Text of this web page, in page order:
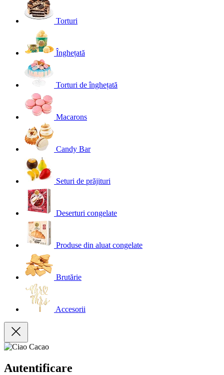
Torturi
Înghețată
Torturi de înghețată
Macarons
Candy Bar
Seturi de prăjituri
Deserturi congelate
Produse din aluat congelate
Brutărie
Accesorii
Autentificare